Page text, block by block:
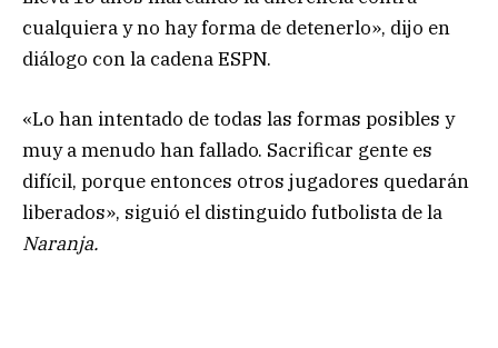
cualquiera y no hay forma de detenerlo», dijo en
diálogo con la cadena ESPN.
«Lo han intentado de todas las formas posibles y
muy a menudo han fallado. Sacrificar gente es
difícil, porque entonces otros jugadores quedarán
liberados», siguió el distinguido futbolista de la
Naranja.